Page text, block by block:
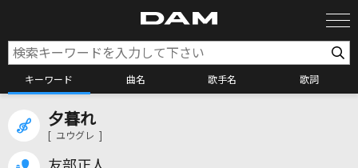
キーワード 曲名 歌手名 歌詞
夕暮れ
[ ユウグレ ]